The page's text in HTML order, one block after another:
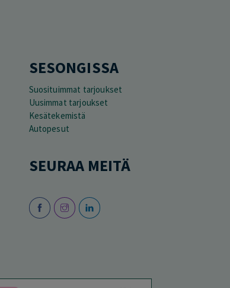
SESONGISSA
Suosituimmat tarjoukset
Uusimmat tarjoukset
Kesätekemistä
Autopesut
SEURAA MEITÄ